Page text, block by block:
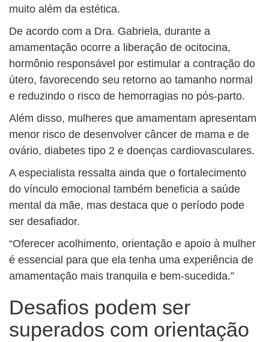
muito além da estética.
De acordo com a Dra. Gabriela, durante a
amamentação ocorre a liberação de ocitocina,
hormônio responsável por estimular a contração do
útero, favorecendo seu retorno ao tamanho normal
e reduzindo o risco de hemorragias no pós-parto.
Além disso, mulheres que amamentam apresentam
menor risco de desenvolver câncer de mama e de
ovário, diabetes tipo 2 e doenças cardiovasculares.
A especialista ressalta ainda que o fortalecimento
do vínculo emocional também beneficia a saúde
mental da mãe, mas destaca que o período pode
ser desafiador.
“Oferecer acolhimento, orientação e apoio à mulher
é essencial para que ela tenha uma experiência de
amamentação mais tranquila e bem-sucedida.”
Desafios podem ser
superados com orientação